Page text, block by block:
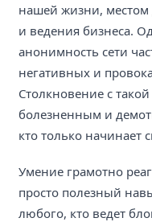
нашей жизни,
и ведения бизнеса.
анонимность сети
негативных и
Столкновение с
болезненным и
кто только начинает
Умение грамотно
просто полезный
любого, кто ведет